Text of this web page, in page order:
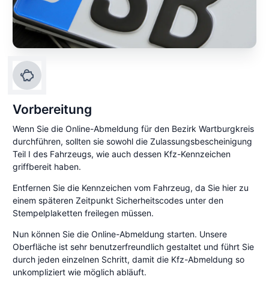
Vorbereitung
Wenn Sie die Online-Abmeldung für den Bezirk Wartburgkreis
durchführen, sollten sie sowohl die Zulassungsbescheinigung
Teil I des Fahrzeugs, wie auch dessen Kfz-Kennzeichen
griffbereit haben.
Entfernen Sie die Kennzeichen vom Fahrzeug, da Sie hier zu
einem späteren Zeitpunkt Sicherheitscodes unter den
Stempelplaketten freilegen müssen.
Nun können Sie die Online-Abmeldung starten. Unsere
Oberfläche ist sehr benutzerfreundlich gestaltet und führt Sie
durch jeden einzelnen Schritt, damit die Kfz-Abmeldung so
unkompliziert wie möglich abläuft.